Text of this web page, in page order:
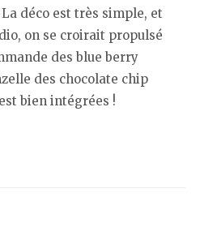
déco est très simple, et
on se croirait propulsé
des blue berry
des chocolate chip
bien intégrées !